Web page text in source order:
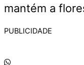
mantém a
PUBLICIDADE